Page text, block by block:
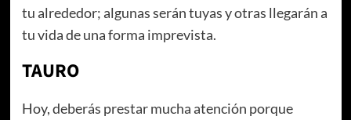
tu alrededor; algunas serán tuyas y otras llegarán a
tu vida de una forma imprevista.
TAURO
Hoy, deberás prestar mucha atención porque